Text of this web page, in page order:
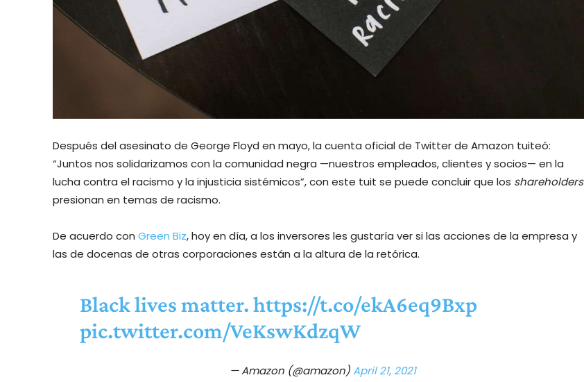
Después del asesinato de George Floyd en mayo, la cuenta oficial de Twitter de Amazon tuiteó:
“Juntos nos solidarizamos con la comunidad negra —nuestros empleados, clientes y socios— en la
lucha contra el racismo y la injusticia sistémicos”, con este tuit se puede concluir que los shareholders
presionan en temas de racismo.
De acuerdo con Green Biz, hoy en día, a los inversores les gustaría ver si las acciones de la empresa y
las de docenas de otras corporaciones están a la altura de la retórica.
Black lives matter.https://t.co/ekA6eq9Bxp
pic.twitter.com/VeKswKdzqW
— Amazon (@amazon)April 21, 2021